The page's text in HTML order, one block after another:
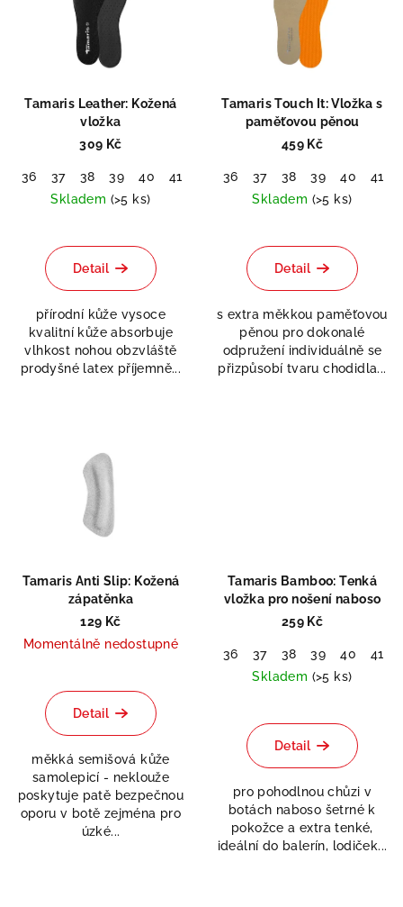
Tamaris Leather: Kožená
vložka
309 Kč
36 37 38 39 40 41
Skladem (>5 ks)
Detail
přírodní kůže vysoce
kvalitní kůže absorbuje
vlhkost nohou obzvláště
prodyšné latex příjemně...
Tamaris Touch It: Vložka s
paměťovou pěnou
459 Kč
36 37 38 39 40 41
Skladem (>5 ks)
Detail
s extra měkkou paměťovou
pěnou pro dokonalé
odpružení individuálně se
přizpůsobí tvaru chodidla...
Tamaris Anti Slip: Kožená
zápatěnka
129 Kč
Momentálně nedostupné
Detail
měkká semišová kůže
samolepicí - neklouže
poskytuje patě bezpečnou
oporu v botě zejména pro
úzké...
Tamaris Bamboo: Tenká
vložka pro nošení naboso
259 Kč
36 37 38 39 40 41
Skladem (>5 ks)
Detail
pro pohodlnou chůzi v
botách naboso šetrné k
pokožce a extra tenké,
ideální do balerín, lodiček...